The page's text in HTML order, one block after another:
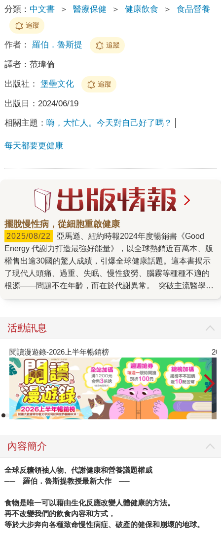
分類： 中文書 ＞ 醫療保健 ＞ 健康飲食 ＞ 食品營養
追蹤
作者： 羅伯．魯斯提 追蹤
譯者： 范瑋倫
出版社： 堡壘文化 追蹤
出版日： 2024/06/19
相關主題： 嗨，大忙人。今天對自己好了嗎？
每天都要更健康
擺脫慢性病，從細胞重啟健康
2025/08/22
Energy 代謝力打造最強好能量》，以全球熱銷近百萬本、版
權售出逾30國的驚人成績，引爆全球健康話題。這本書揭示
了現代人頭痛、過重、失眠、慢性疲勞、腦霧等種種不適的
根源——問題不在年齡，而在於代謝異常。 突破主流醫學盲
慢性病危機。毅然離開主流醫學，明斯博士從細胞生物學角
度出發，提出顛覆性觀點：細胞產生的「壞能量」，才是導
致我們生病的元兇。 書中強調，只要讓細胞獲得「好能
量」，身體就能立即扭轉現狀。 川普新任醫務總監的健康策
略 更令人矚目的是，美國總統川普提名凱西・明斯為新任醫
務總監，正是看中了她與其兄長卡利・明斯在代謝健康領域
的創見，以及他們共同提出的「MAHA（Make America
Healthy Again）」政策。本書正是這對兄妹驚人發現的總
結，為美國嚴重的慢性病危機提供了嶄新解方。 全面修復代
不僅揭露終極健康的底層邏輯，更提供具體可行的實踐方
案。全書分為三大部分，從科學解釋代謝與慢性病的關係，
到飲食、運動、生活型態、生理節奏、環境等面向，提供正
確心態與良好策略。書中還包含一套實用的「4週好能量計
致，重新掌握健康主導權。 如果你也正被各種身體不適困
擾，或希望預防慢性病、提升生活品質，本書將是你必讀的
活動訊息
閱讀漫遊錄-2026上半年暢銷榜
內容簡介
全球反糖領袖人物、代謝健康和營養議題權威
── 羅伯．魯斯提教授最新大作 ──
食物是唯一可以藉由生化反應改變人體健康的方法。
再不改變我們的飲食內容和方式，
等於大步奔向各種致命慢性病症、破產的健保和崩壞的地球。